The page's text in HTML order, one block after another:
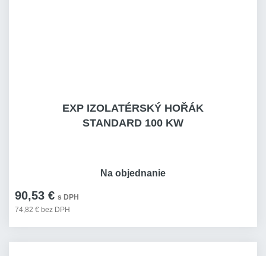
EXP IZOLATÉRSKÝ HOŘÁK
STANDARD 100 KW
90,53 € s DPH
74,82 € bez DPH
Na objednanie